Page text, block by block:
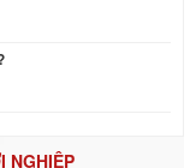
NGHIỆP